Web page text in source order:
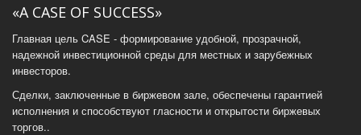
«A CASE OF SUCCESS»
Главная цель CASE - формирование удобной, прозрачной,
надежной инвестиционной среды для местных и зарубежных
инвесторов.
Сделки, заключенные в биржевом зале, обеспечены гарантией
исполнения и способствуют гласности и открытости биржевых
торгов..